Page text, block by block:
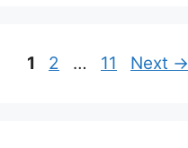
Page
1 Page
2 … Page
11 Next →